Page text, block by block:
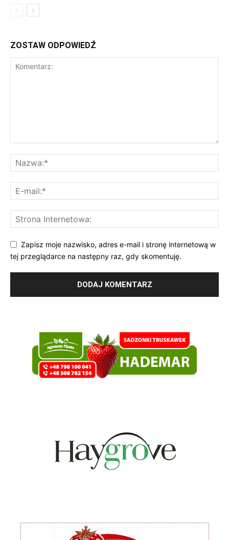
ZOSTAW ODPOWIEDŹ
Zapisz moje nazwisko, adres e-mail i stronę internetową w
tej przeglądarce na następny raz, gdy skomentuję.